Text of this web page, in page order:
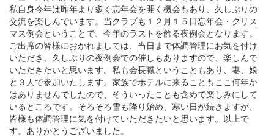
私自身今年は昨年より多く忘年会を開く機会もあり、久しぶりの
交流を楽しんでいます。当クラブも１２月１５日忘年会・クリス
マス例会ということで、今年のラストを飾る夜例会となります。
ご出席の皆様におかれましては、当日まで体調管理にお気を付け
いただき、久しぶりの夜例会での催しもありますので、楽しんで
いただきたいと思います。私も会長職ということもあり、妻、娘
と３人で参加いたします。家族でホテルに来ることもここ何年か
はありませんでしたので、そういったことも含めて楽しみにして
いるところです。そろそろ雪も降り始め、寒い日が続きますが、
皆様も体調管理に気を付けていただきたいと思います。以上で
す。ありがとうございました。